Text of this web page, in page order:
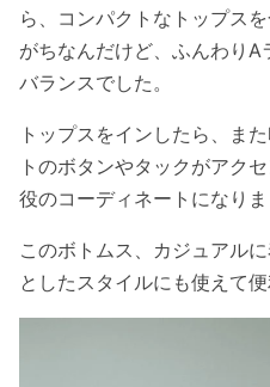
ら、コンパクトなトップス
がちなんだけど、ふんわり
バランスでした。
トップスをインしたら、ま
トのボタンやタックがアク
役のコーディネートになりま
このボトムス、カジュアル
としたスタイルにも使えて便